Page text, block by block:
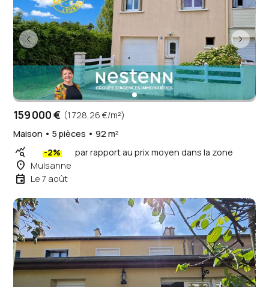
159 000 € (1 728,26 €/m²)
Maison • 5 pièces • 92 m²
query_stats -2% par rapport au prix moyen dans la zone
place Mulsanne
event Le 7 août